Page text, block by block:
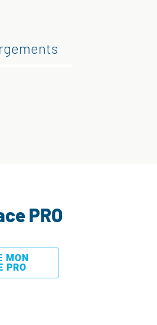
PRO
MON
PRO